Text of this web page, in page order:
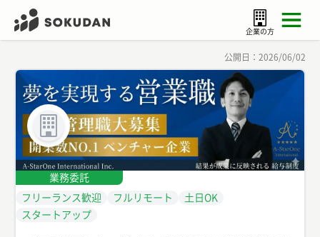
企業の方
公開日： 2026/06/02
業務委託
フリーランス歓迎
フルリモート
土日OK
スタートアップ